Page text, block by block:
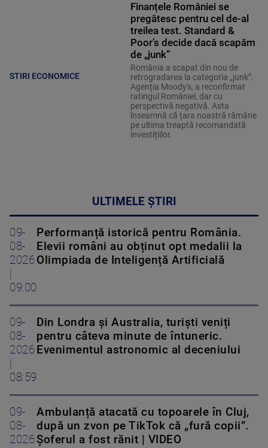
STIRI ECONOMICE
Finanțele României se
pregătesc pentru cel de-al
treilea test. Standard &
Poor’s decide dacă scapăm
de „junk”
România a scapat din nou de
retrogradarea la categoria „junk”.
Agenția Moody's, a reconfirmat
ratingul României, dar cu
perspectivă negativă. Asta
înseamnă că țara noastră rămâne
pe ultima treaptă recomandată
investițiilor.
ULTIMELE ȘTIRI
09-
08-
2026
09:00
Performanță istorică pentru România.
Elevii români au obținut opt medalii la
Olimpiada de Inteligență Artificială
09-
08-
2026
08:59
Din Londra și Australia, turiști veniți
pentru câteva minute de întuneric.
Evenimentul astronomic al deceniului
09-
08-
2026
Ambulanță atacată cu topoarele în Cluj,
după un zvon pe TikTok că „fură copii”.
Șoferul a fost rănit | VIDEO